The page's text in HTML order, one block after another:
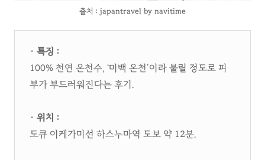
출처 : japantravel by navitime
· 특징 :
100% 천연 온천수, ‘미백 온천’이라 불릴 정도로 피
부가 부드러워진다는 후기.
· 위치 :
도큐 이케가미선 하스누마역 도보 약 12분.​